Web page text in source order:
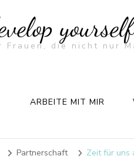
Frauen, die nicht nur
ARBEITE MIT MIR
Partnerschaft Zeit für uns